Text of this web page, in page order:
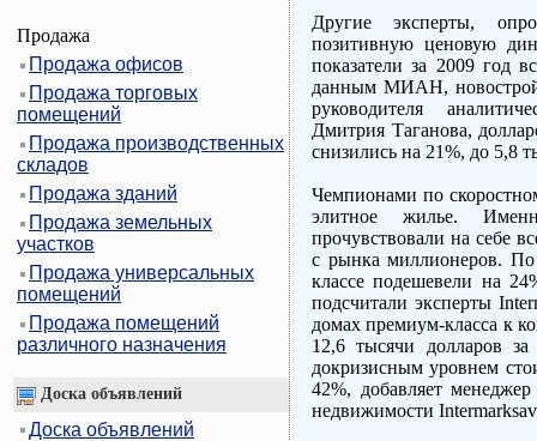
Продажа
Продажа офисов
Продажа торговых
помещений
Продажа производственных
складов
Продажа зданий
Продажа земельных
участков
Продажа универсальных
помещений
Продажа помещений
различного назначения
Доска объявлений
Доска объявлений
Другие эксперты,
позитивную ценовую
показатели за 2009 год
данным МИАН,
руководителя
Дмитрия Таганова,
снизились на 21%, до 5,8
Чемпионами по
элитное жилье.
прочувствовали на себе
с рынка миллионеров. По
классе подешевели на
подсчитали эксперты
домах премиум-класса к
12,6 тысячи долларов
докризисным уровнем
42%, добавляет
недвижимости